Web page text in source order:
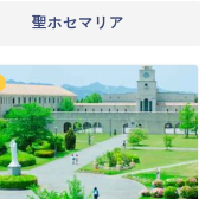
聖ホセマリア